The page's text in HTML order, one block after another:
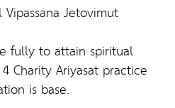
Vipassana Jetovimut
fully to attain spiritual
Charity Ariyasat practice
is base.